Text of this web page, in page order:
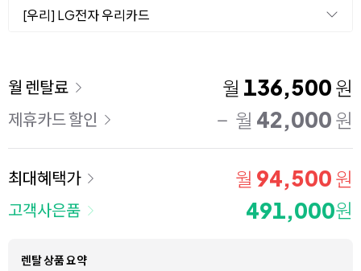
[우리] LG전자 우리카드
이용 요금
월 렌탈료 월 136,500 원
제휴카드 할인 월 42,000 원
최대혜택가 월 94,500 원
고객사은품 491,000원
렌탈 상품 요약